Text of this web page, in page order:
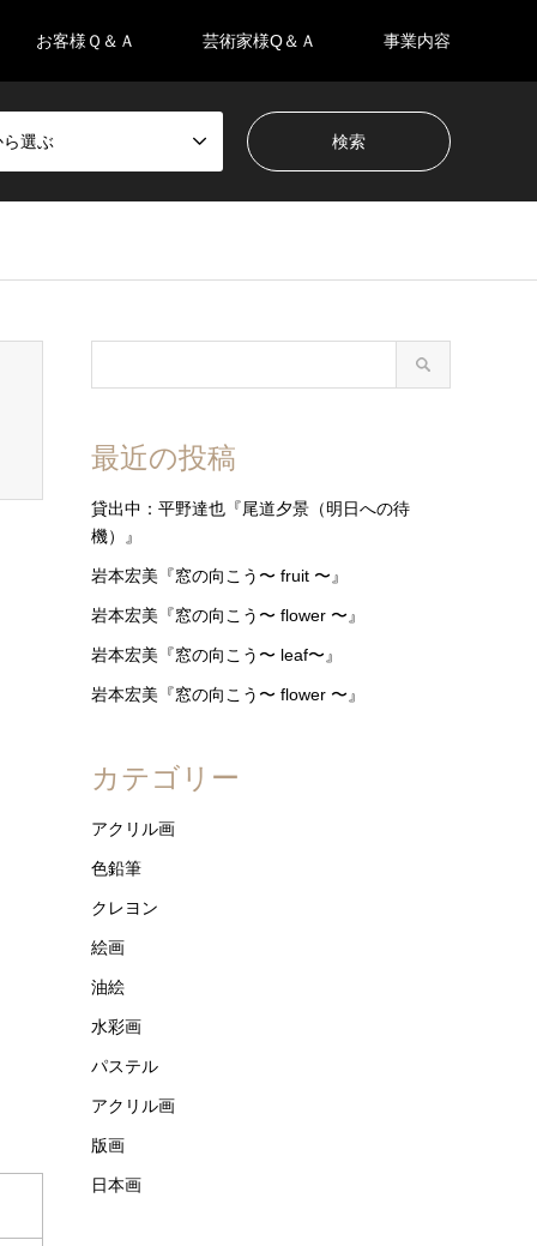
お客様Ｑ＆Ａ 芸術家様Q＆Ａ 事業内容
選ぶ
最近の投稿
貸出中：平野達也『尾道夕景（明日への待
機）』
岩本宏美『窓の向こう〜 fruit 〜』
岩本宏美『窓の向こう〜 flower 〜』
岩本宏美『窓の向こう〜 leaf〜』
岩本宏美『窓の向こう〜 flower 〜』
カテゴリー
アクリル画
色鉛筆
クレヨン
絵画
油絵
水彩画
パステル
アクリル画
版画
日本画